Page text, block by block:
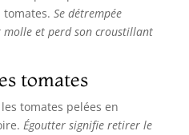
Se détrempée
molle et perd son croustillant
tomates
tomates pelées en
Égoutter signifie retirer le